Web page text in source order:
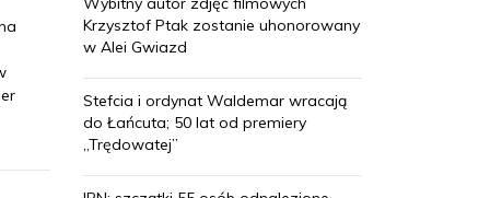
Krzysztof Ptak zostanie uhonorowany
w Alei Gwiazd
Stefcia i ordynat Waldemar wracają
do Łańcuta; 50 lat od premiery
„Trędowatej”